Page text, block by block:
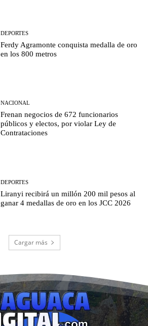
DEPORTES
Ferdy Agramonte conquista medalla de oro
en los 800 metros
NACIONAL
Frenan negocios de 672 funcionarios
públicos y electos, por violar Ley de
Contrataciones
DEPORTES
Liranyi recibirá un millón 200 mil pesos al
ganar 4 medallas de oro en los JCC 2026
Cargar más